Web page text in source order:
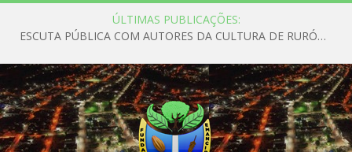
ÚLTIMAS PUBLICAÇÕES:
ESCUTA PÚBLICA COM AUTORES DA CULTURA DE RURÓPOLIS